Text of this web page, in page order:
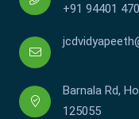
+91 94401
Barnala Rd,
125055